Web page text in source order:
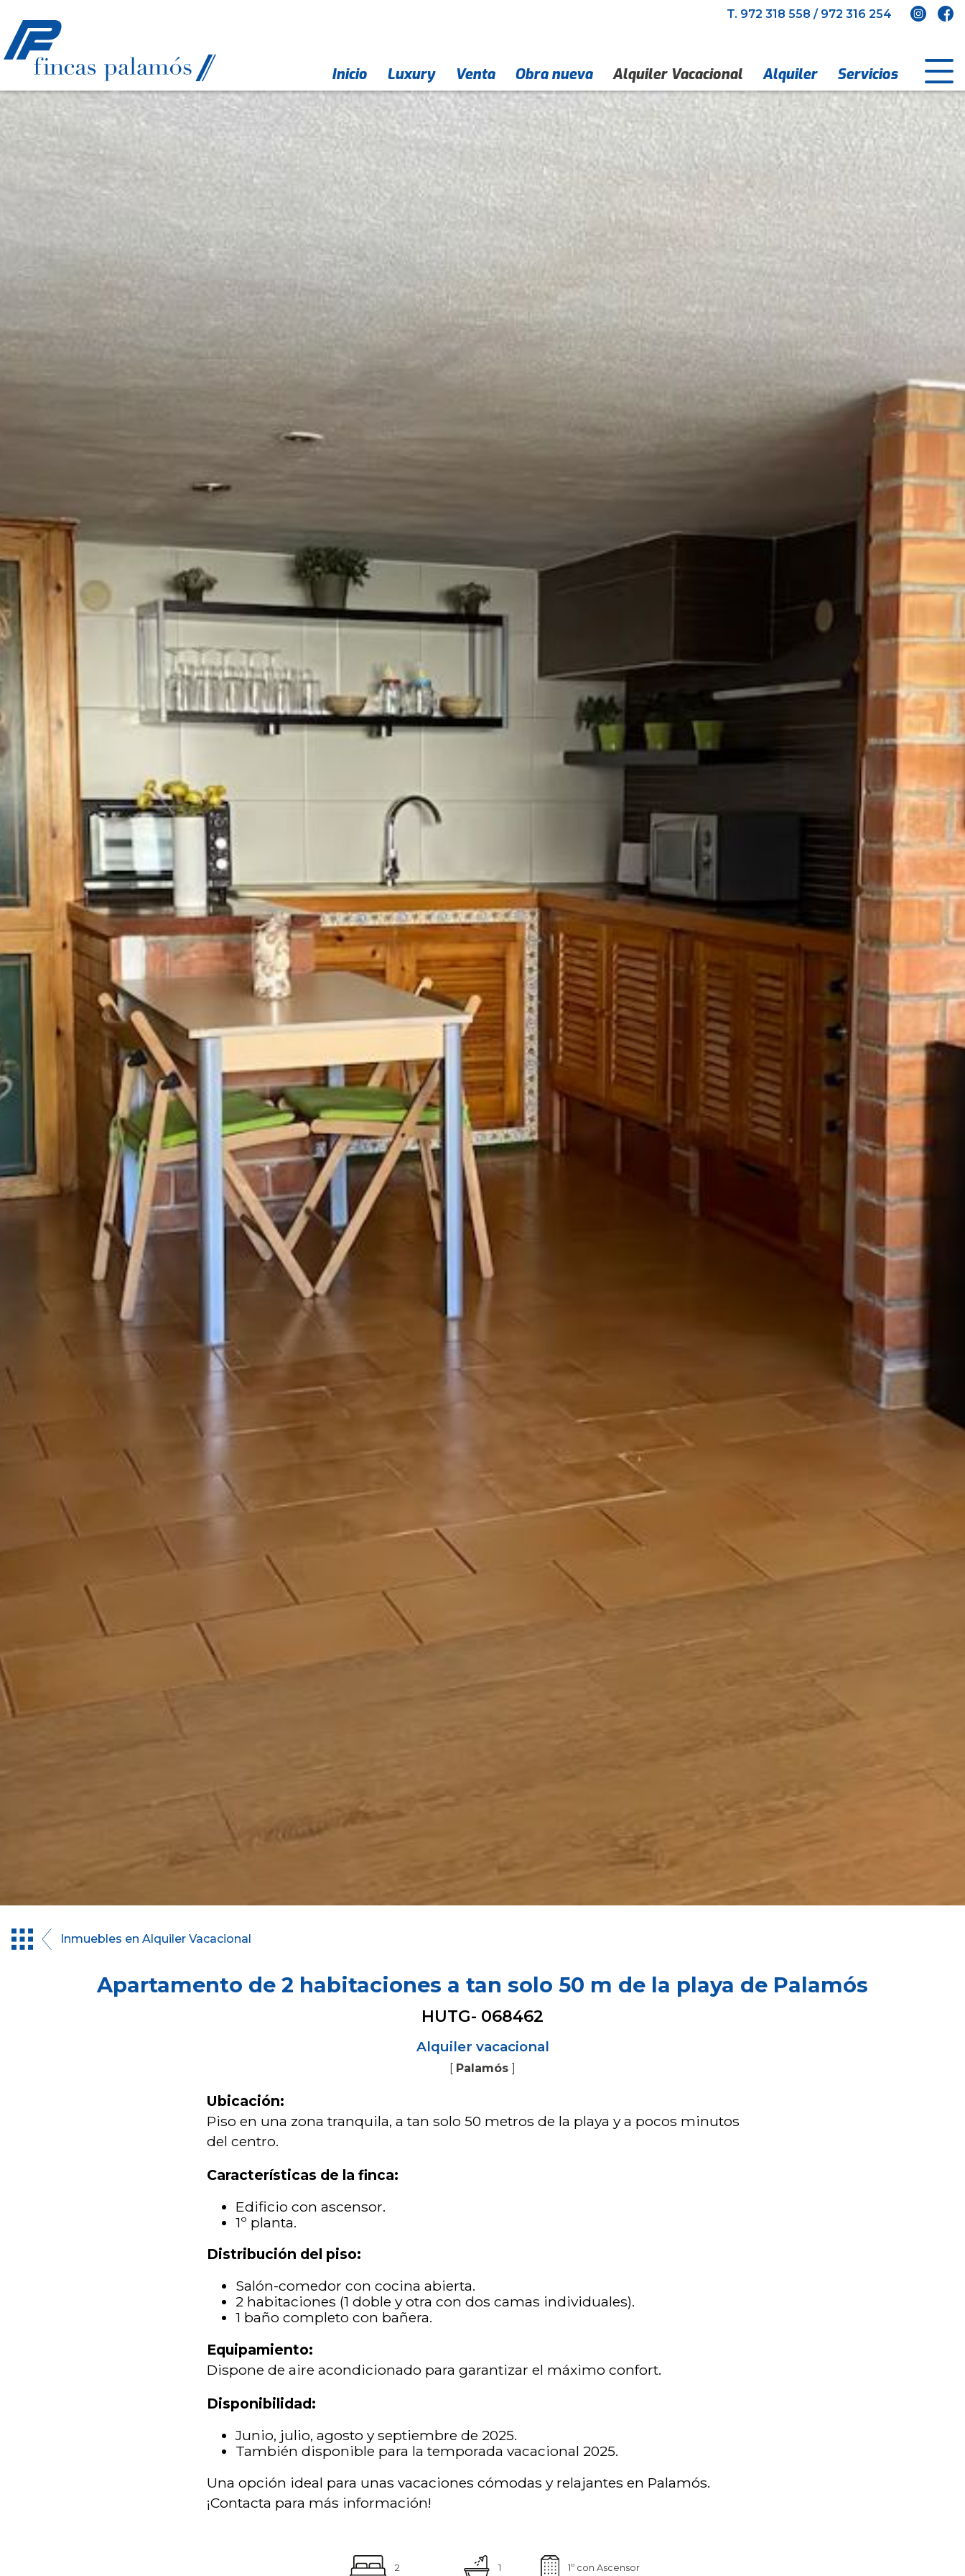
T. 972 318 558 / 972 316 254
Inicio
EmpresaLuxury Venta Obra nueva Alquiler Vacacional Alquiler Servicios
Contacto
Inmuebles en Alquiler Vacacional
Apartamento de 2 habitaciones a tan solo 50 m de la playa de Palamós
HUTG- 068462
Alquiler vacacional
[ Palamós ]
Ubicación:
Piso en una zona tranquila, a tan solo 50 metros de la playa y a pocos minutos
del centro.
Características de la finca:
Edificio con ascensor.
1º planta.
Distribución del piso:
Salón-comedor con cocina abierta.
2 habitaciones (1 doble y otra con dos camas individuales).
1 baño completo con bañera.
Equipamiento:
Dispone de aire acondicionado para garantizar el máximo confort.
Disponibilidad:
Junio, julio, agosto y septiembre de 2025.
También disponible para la temporada vacacional 2025.
Una opción ideal para unas vacaciones cómodas y relajantes en Palamós.
¡Contacta para más información!
2 1 1º con Ascensor